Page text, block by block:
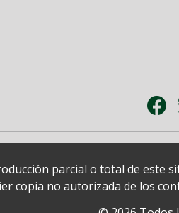
parcial o total de este
copia no autorizada de los